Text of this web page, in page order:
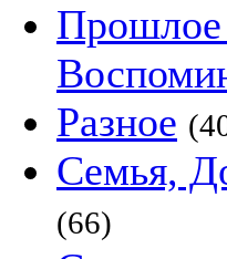
Разное
Семья,
(66)